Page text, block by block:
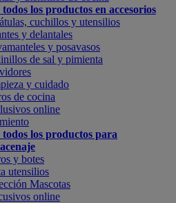
los productos en accesorios
cuchillos y utensilios
y delantales
y posavasos
de sal y pimienta
y cuidado
de cocina
online
los productos para
y botes
utensilios
Mascotas
online